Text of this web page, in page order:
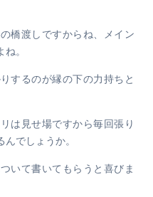
橋渡しですからね、メイン
。
するのが縁の下の力持ちと
は見せ場ですから毎回張り
でしょうか。
いて書いてもらうと喜びま